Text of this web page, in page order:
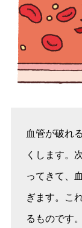
血管が破れ
くします。
ってきて、
ぎます。こ
るものです